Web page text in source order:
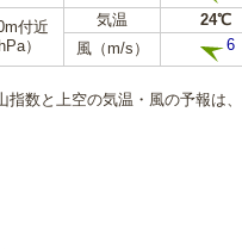
付近
）
気温 24℃
風（m/s）
6
指数と上空の気温・風の予報は